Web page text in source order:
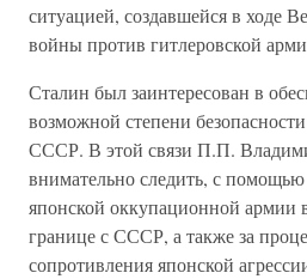
ситуацией, создавшейся в ходе
войны против гитлеровской
Сталин был заинтересован в
возможной степени
СССР. В этой связи П.П.
внимательно следить, с
японской оккупационной армии
границе с СССР, а также за
сопротивления японской